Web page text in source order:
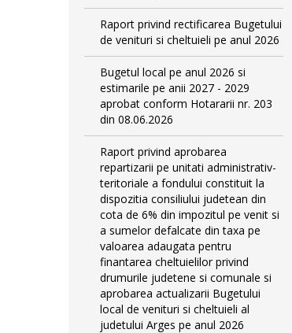
Raport privind rectificarea Bugetului
de venituri si cheltuieli pe anul 2026
Bugetul local pe anul 2026 si
estimarile pe anii 2027 - 2029
aprobat conform Hotararii nr. 203
din 08.06.2026
Raport privind aprobarea
repartizarii pe unitati administrativ-
teritoriale a fondului constituit la
dispozitia consiliului judetean din
cota de 6% din impozitul pe venit si
a sumelor defalcate din taxa pe
valoarea adaugata pentru
finantarea cheltuielilor privind
drumurile judetene si comunale si
aprobarea actualizarii Bugetului
local de venituri si cheltuieli al
judetului Arges pe anul 2026